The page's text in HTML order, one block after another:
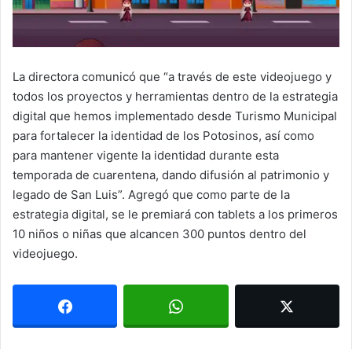
La directora comunicó que “a través de este videojuego y
todos los proyectos y herramientas dentro de la estrategia
digital que hemos implementado desde Turismo Municipal
para fortalecer la identidad de los Potosinos, así como
para mantener vigente la identidad durante esta
temporada de cuarentena, dando difusión al patrimonio y
legado de San Luis”. Agregó que como parte de la
estrategia digital, se le premiará con tablets a los primeros
10 niños o niñas que alcancen 300 puntos dentro del
videojuego.